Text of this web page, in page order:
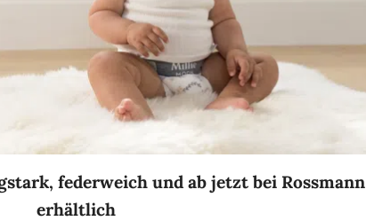
federweich und ab jetzt bei Rossmann
erhältlich